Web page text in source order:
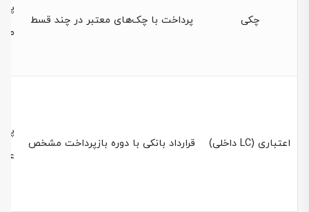
چکی پرداخت با چک‌های معتبر در چند قسط
اعتباری (LC داخلی) قرارداد بانکی با دوره بازپرداخت مشخص